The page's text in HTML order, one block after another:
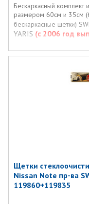
Бескаркасный
размером 60см и 35см
бескаркасные щетки)
YARIS (с 2006 год
Щетки
Nissan Note пр-ва
119860+119835